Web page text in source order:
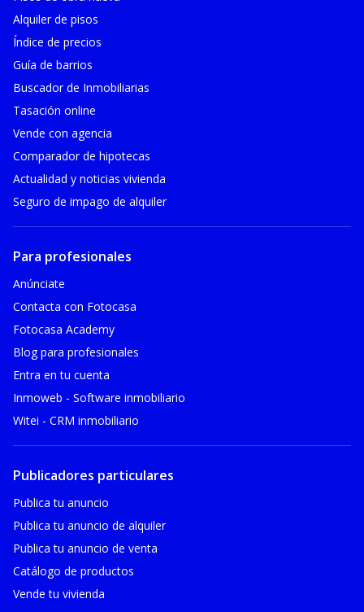
Alquiler de pisos
Índice de precios
Guía de barrios
Buscador de Inmobiliarias
Tasación online
Vende con agencia
Comparador de hipotecas
Actualidad y noticias vivienda
Seguro de impago de alquiler
Para profesionales
Anúnciate
Contacta con Fotocasa
Fotocasa Academy
Blog para profesionales
Entra en tu cuenta
Inmoweb - Software inmobiliario
Witei - CRM inmobiliario
Publicadores particulares
Publica tu anuncio
Publica tu anuncio de alquiler
Publica tu anuncio de venta
Catálogo de productos
Vende tu vivienda